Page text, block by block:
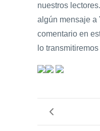
nuestros
algún mensaje a
comentario en
lo